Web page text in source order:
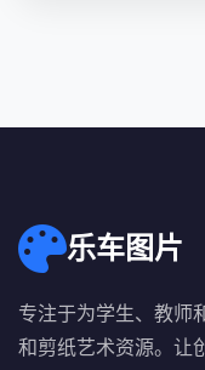
乐车图片
专注于为学生、教师
和剪纸艺术资源。让